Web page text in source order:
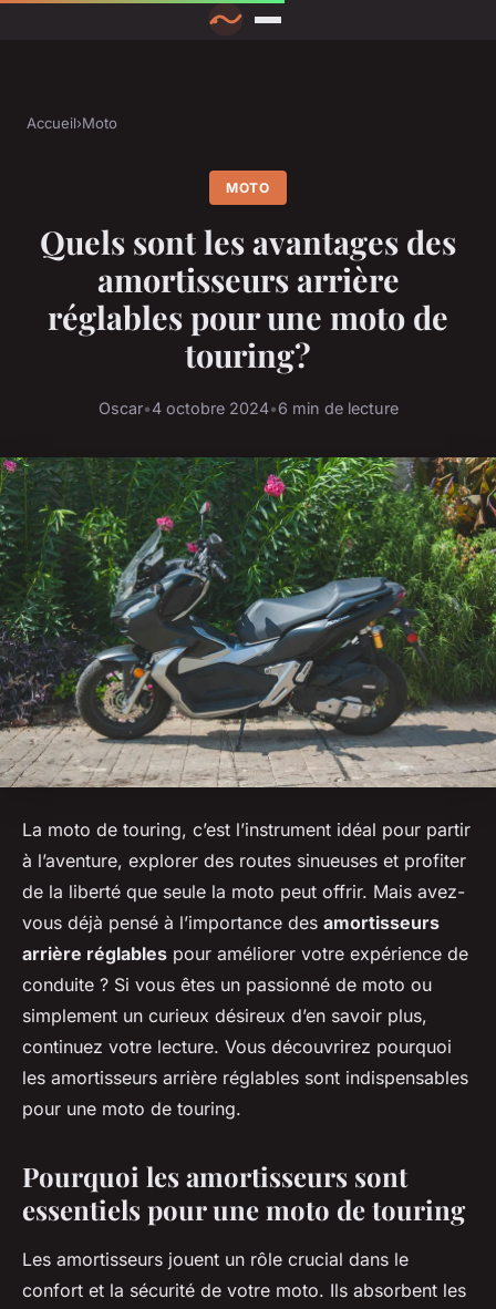
Accueil›Moto
MOTO
Quels sont les avantages des
amortisseurs arrière
réglables pour une moto de
touring?
Oscar•4 octobre 2024•6 min de lecture
La moto de touring, c’est l’instrument idéal pour partir
à l’aventure, explorer des routes sinueuses et profiter
de la liberté que seule la moto peut offrir. Mais avez-
vous déjà pensé à l’importance des amortisseurs
arrière réglables pour améliorer votre expérience de
conduite ? Si vous êtes un passionné de moto ou
simplement un curieux désireux d’en savoir plus,
continuez votre lecture. Vous découvrirez pourquoi
les amortisseurs arrière réglables sont indispensables
pour une moto de touring.
Pourquoi les amortisseurs sont
essentiels pour une moto de touring
Les amortisseurs jouent un rôle crucial dans le
confort et la sécurité de votre moto. Ils absorbent les